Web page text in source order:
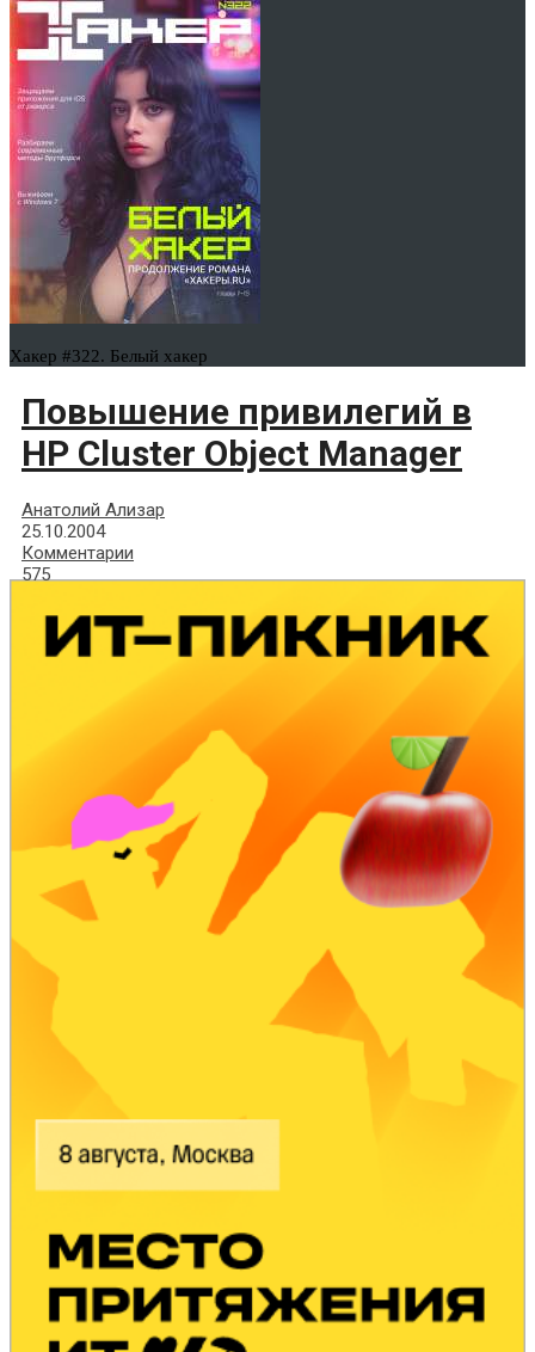
Хакер #322. Белый хакер
Повышение привилегий в
HP Cluster Object Manager
Анатолий Ализар
25.10.2004
Комментарии
575